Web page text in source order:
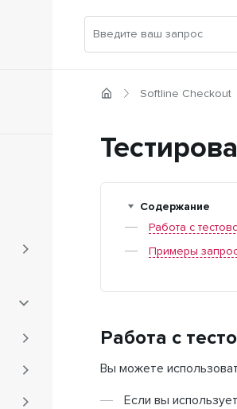
Softline Checkout
Содержание
Работа с
Примеры
Работа с
Вы можете
Если вы